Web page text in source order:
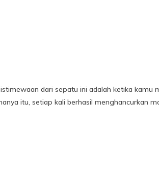
dari sepatu ini adalah ketika kamu
itu, setiap kali berhasil menghancurkan